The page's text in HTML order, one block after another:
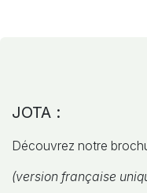
JOTA :
Découvrez notre
(version française